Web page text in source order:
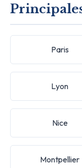
Paris
Lyon
Nice
Montpellier